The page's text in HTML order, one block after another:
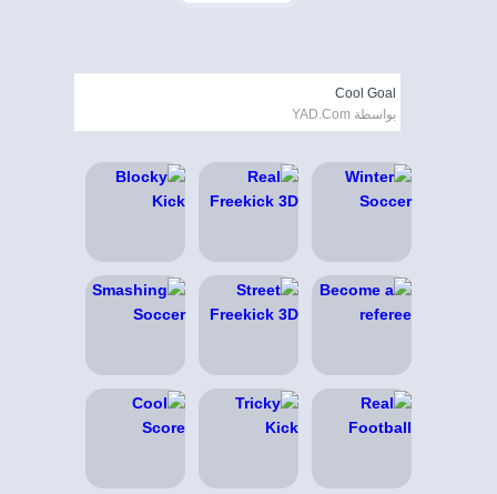
Cool Goal
بواسطة YAD.Com